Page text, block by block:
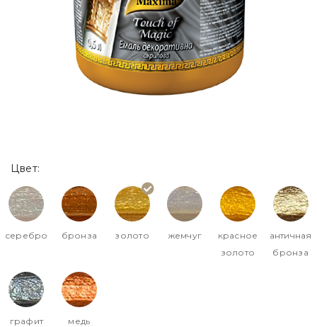
Цвет:
серебро бронза золото жемчуг
красное
золото
античная
бронза
графит медь